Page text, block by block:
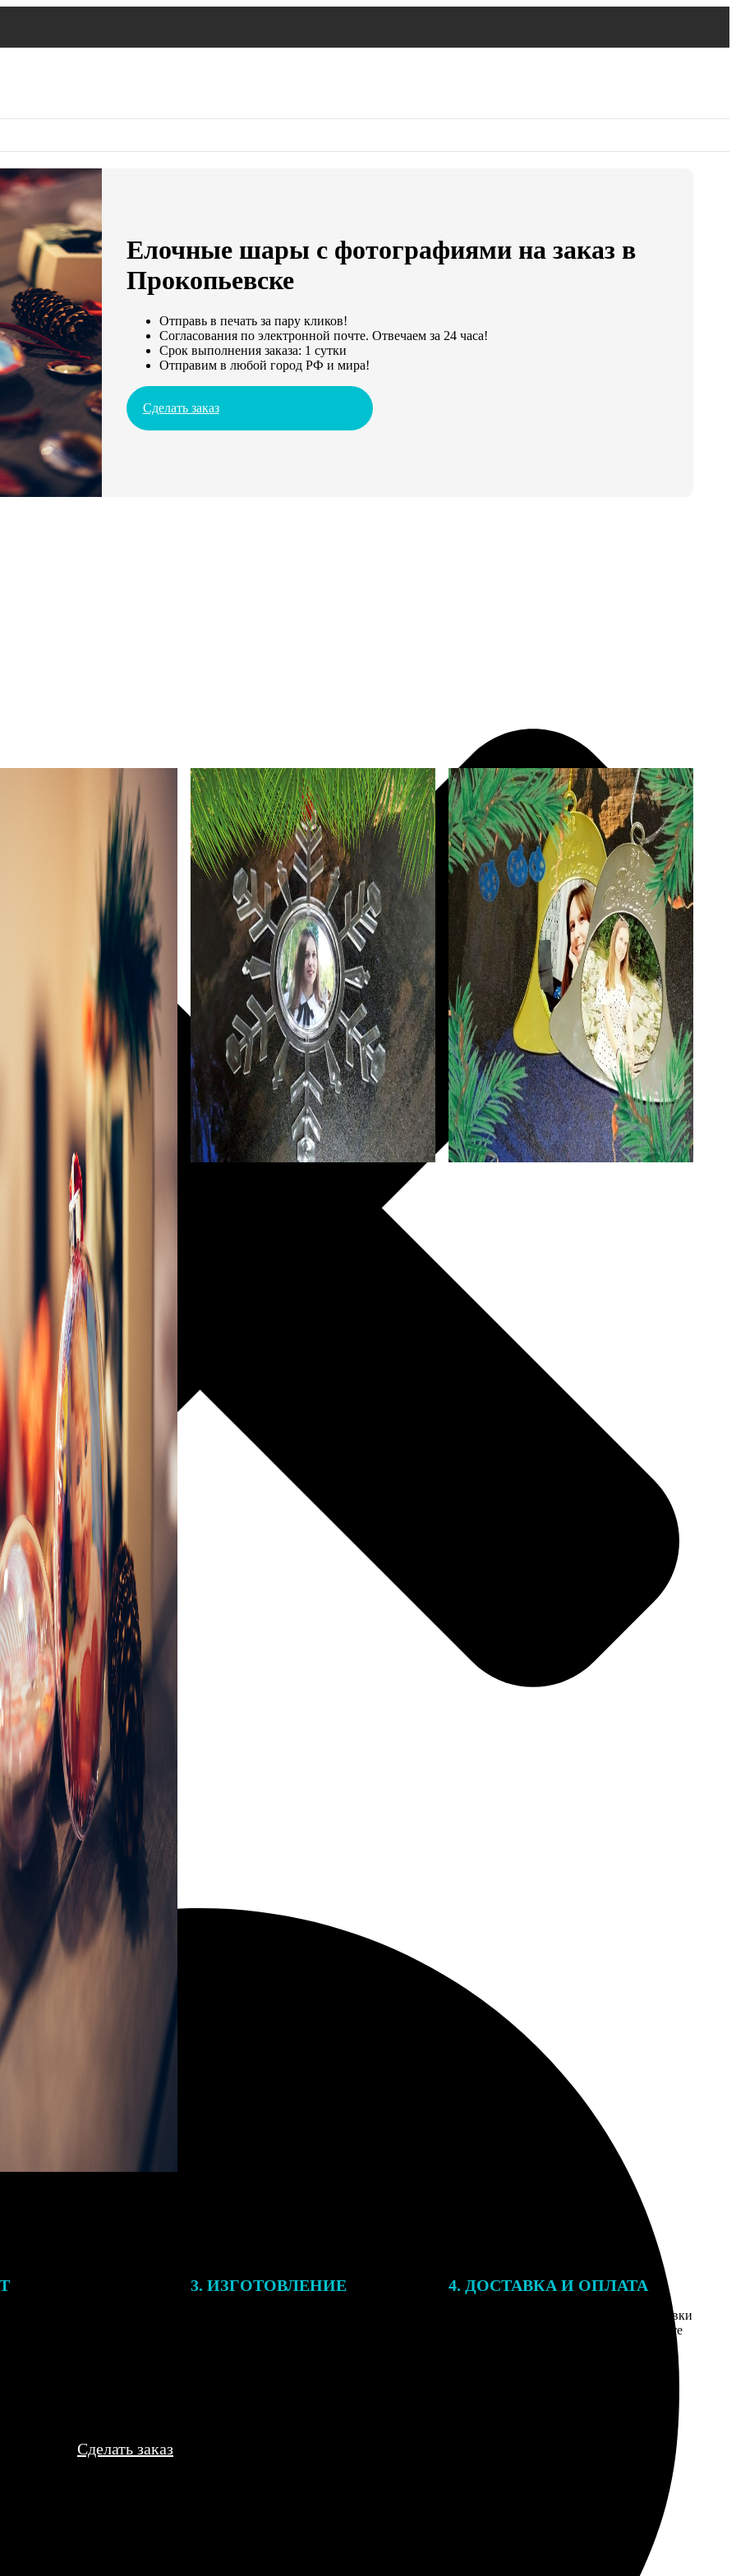
Елочные шары с фотографиями на заказ в
Прокопьевске
Отправь в печать за пару кликов!
Согласования по электронной почте. Отвечаем за 24 часа!
Срок выполнения заказа: 1 сутки
Отправим в любой город РФ и мира!
Сделать заказ
3. ИЗГОТОВЛЕНИЕ 4. ДОСТАВКА И ОПЛАТА
Введите адрес и выберите способ доставки
заказа. Если у вас есть промокод, введите
Сделать заказ